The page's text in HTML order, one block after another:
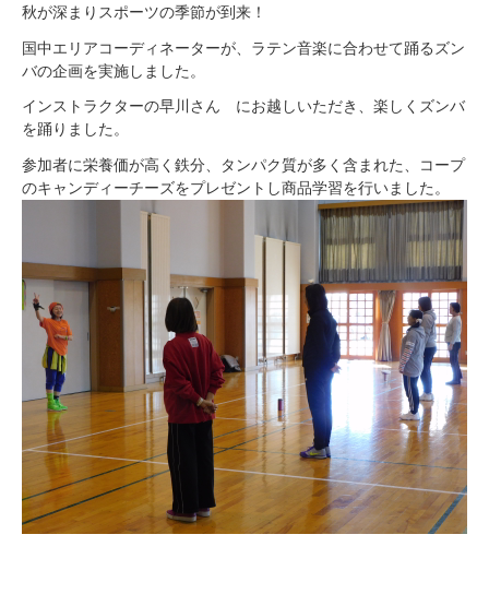
秋が深まりスポーツの季節が到来！
国中エリアコーディネーターが、ラテン音楽に合わせて踊るズン
バの企画を実施しました。
インストラクターの早川さん にお越しいただき、楽しくズンバ
を踊りました。
参加者に栄養価が高く鉄分、タンパク質が多く含まれた、コープ
のキャンディーチーズをプレゼントし商品学習を行いました。